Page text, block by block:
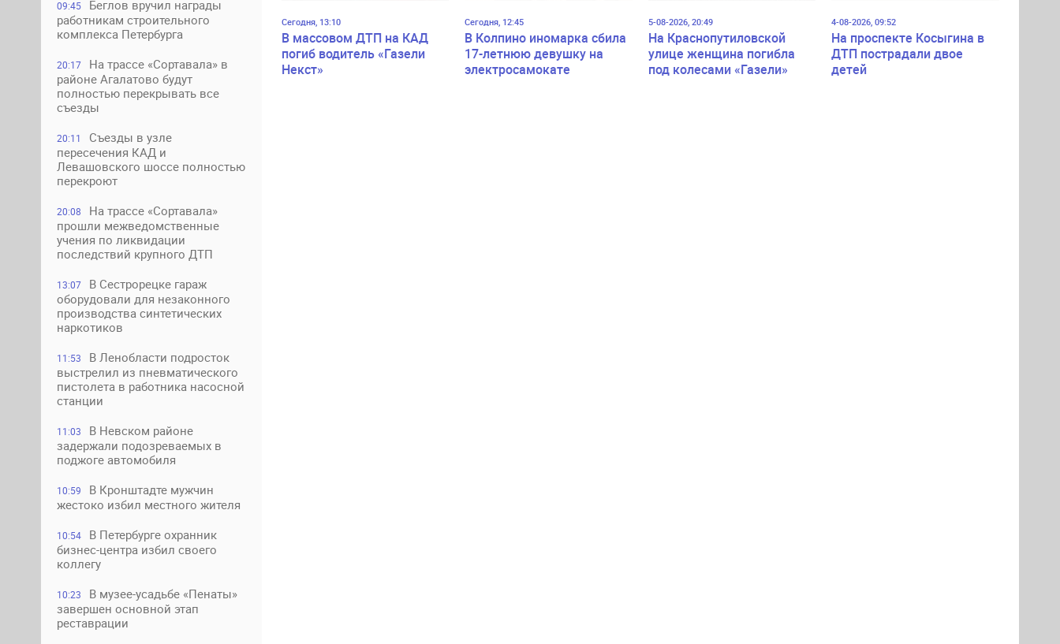
09:45
Беглов вручил награды
работникам строительного
комплекса Петербурга
20:17
На трассе «Сортавала» в
районе Агалатово будут
полностью перекрывать все
съезды
20:11
Съезды в узле
пересечения КАД и
Левашовского шоссе полностью
перекроют
20:08
На трассе «Сортавала»
прошли межведомственные
учения по ликвидации
последствий крупного ДТП
13:07
В Сестрорецке гараж
оборудовали для незаконного
производства синтетических
наркотиков
11:53
В Ленобласти подросток
выстрелил из пневматического
пистолета в работника насосной
станции
11:03
В Невском районе
задержали подозреваемых в
поджоге автомобиля
10:59
В Кронштадте мужчин
жестоко избил местного жителя
10:54
В Петербурге охранник
бизнес-центра избил своего
коллегу
10:23
В музее-усадьбе «Пенаты»
завершен основной этап
реставрации
Сегодня, 13:10
В массовом ДТП на КАД
погиб водитель «Газели
Некст»
Сегодня, 12:45
В Колпино иномарка сбила
17-летнюю девушку на
электросамокате
5-08-2026, 20:49
На Краснопутиловской
улице женщина погибла
под колесами «Газели»
4-08-2026, 09:52
На проспекте Косыгина в
ДТП пострадали двое
детей